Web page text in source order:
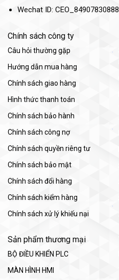
Wechat ID: CEO_84907830888
Chính sách công ty
Câu hỏi thường gặp
Hướng dẫn mua hàng
Chính sách giao hàng
Hình thức thanh toán
Chính sách bảo hành
Chính sách công nợ
Chính sách quyền riêng tư
Chính sách bảo mật
Chính sách đổi hàng
Chính sách kiểm hàng
Chính sách xử lý khiếu nại
Sản phẩm thương mại
BỘ ĐIỀU KHIỂN PLC
MÀN HÌNH HMI